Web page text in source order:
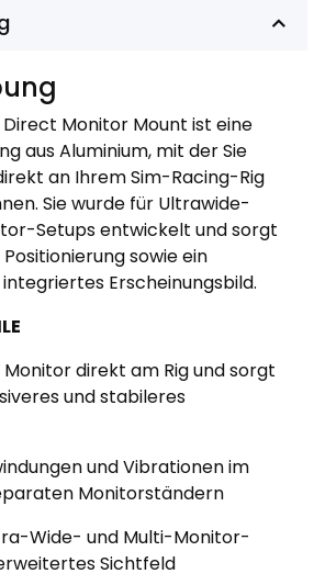
Direct Monitor Mount ist eine
aus Aluminium, mit der Sie
an Ihrem Sim-Racing-Rig
Sie wurde für Ultrawide-
Setups entwickelt und sorgt
sowie ein
Erscheinungsbild.
direkt am Rig und sorgt
und stabileres
und Vibrationen im
Monitorständern
Wide- und Multi-Monitor-
Sichtfeld